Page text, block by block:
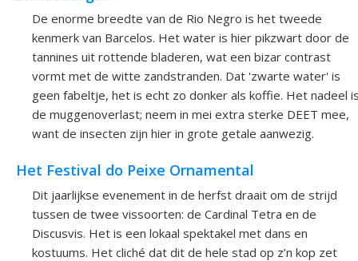
De enorme breedte van de Rio Negro is het tweede
kenmerk van Barcelos. Het water is hier pikzwart door de
tannines uit rottende bladeren, wat een bizar contrast
vormt met de witte zandstranden. Dat 'zwarte water' is
geen fabeltje, het is echt zo donker als koffie. Het nadeel
de muggenoverlast; neem in mei extra sterke DEET mee,
want de insecten zijn hier in grote getale aanwezig.
Het Festival do Peixe Ornamental
Dit jaarlijkse evenement in de herfst draait om de strijd
tussen de twee vissoorten: de Cardinal Tetra en de
Discusvis. Het is een lokaal spektakel met dans en
kostuums. Het cliché dat dit de hele stad op z’n kop zet